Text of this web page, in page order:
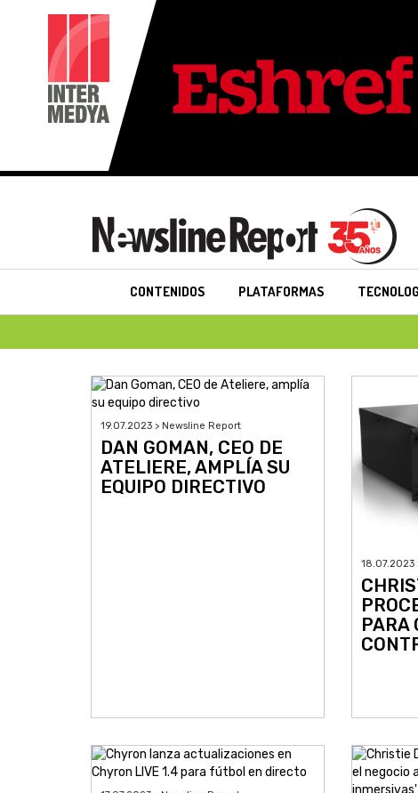
CONTENIDOS PLATAFORMAS
19.07.2023 > Newsline Report
DAN GOMAN, CEO DE
ATELIERE, AMPLÍA SU
EQUIPO DIRECTIVO
18.07.2023
PARA